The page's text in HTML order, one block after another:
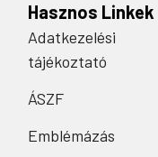
Hasznos Linkek
Adatkezelési
tájékoztató
ÁSZF
Emblémázás